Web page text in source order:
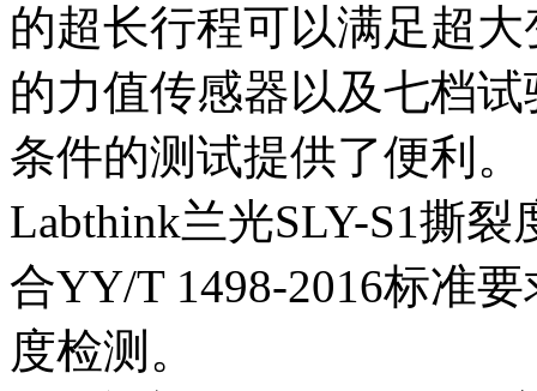
的超长行程可以满足超
的力值传感器以及七档
条件的测试提供了便利。
Labthink兰光SLY-S1撕
合YY/T 1498-2016标准
度检测。